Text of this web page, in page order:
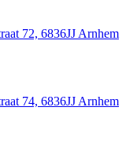
72, 6836JJ Arnhem
74, 6836JJ Arnhem